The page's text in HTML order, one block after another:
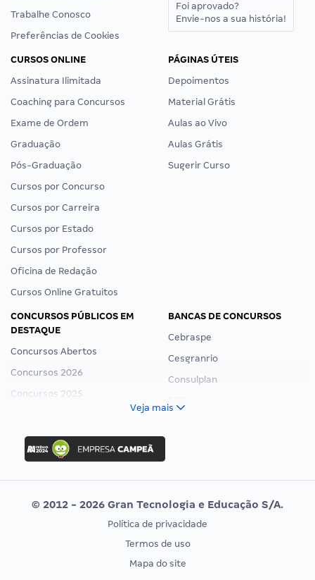
Trabalhe Conosco
Preferências de Cookies
Foi aprovado?
Envie-nos a sua história!
CURSOS ONLINE
Assinatura Ilimitada
Coaching para Concursos
Exame de Ordem
Graduação
Pós-Graduação
Cursos por Concurso
Cursos por Carreira
Cursos por Estado
Cursos por Professor
Oficina de Redação
Cursos Online Gratuitos
PÁGINAS ÚTEIS
Depoimentos
Material Grátis
Aulas ao Vivo
Aulas Grátis
Sugerir Curso
CONCURSOS PÚBLICOS EM
DESTAQUE
Concursos Abertos
Concursos 2026
Concursos 2025
Concurso Ibama
Concurso MPU
Editais publicados
BANCAS DE CONCURSOS
Cebraspe
Cesgranrio
Consulplan
Vunesp
CONCURSOS POR PROFISSÃO
EXAME DE ORDEM
Veja mais
© 2012 - 2026 Gran Tecnologia e Educação S/A.
Política de privacidade
Termos de uso
Mapa do site